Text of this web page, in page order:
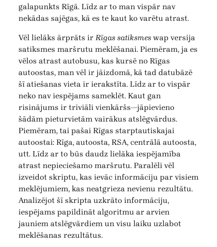
galapunkts Rīgā. Līdz ar to man vispār nav
nekādas sajēgas, kā es te kaut ko varētu atrast.
Vēl lielāks ārprāts ir Rīgas satiksmes wap versija
satiksmes maršrutu meklēšanai. Piemēram, ja es
vēlos atrast autobusu, kas kursē no Rīgas
autoostas, man vēl ir jāizdomā, kā tad datubāzē
šī atiešanas vieta ir ierakstīta. Līdz ar to vispār
neko nav iespējams sameklēt. Kaut gan
risinājums ir triviāli vienkāršs—jāpievieno
šādām pieturvietām vairākus atslēgvārdus.
Piemēram, tai pašai Rīgas starptautiskajai
autoostai: Rīga, autoosta, RSA, centrālā autoosta,
utt. Līdz ar to būs daudz lielāka iespējamība
atrast nepieciešamo maršrutu. Paralēli vēl
izveidot skriptu, kas ievāc informāciju par visiem
meklējumiem, kas neatgrieza nevienu rezultātu.
Analizējot šī skripta uzkrāto informāciju,
iespējams papildināt algoritmu ar arvien
jauniem atslēgvārdiem un visu laiku uzlabot
meklēšanas rezultātus.